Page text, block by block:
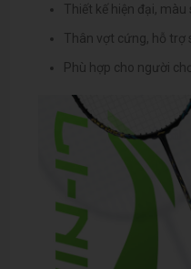
Thiết kế hiện đại, màu
Thân vợt cứng, hỗ trợ
Phù hợp cho người